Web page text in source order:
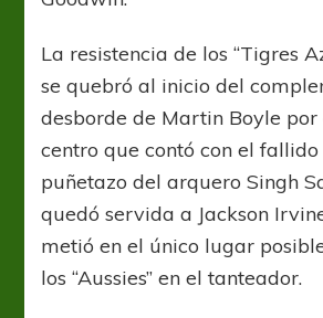
La resistencia de los “Tigres
se quebró al inicio del
desborde de Martin Boyle
centro que contó con el
puñetazo del arquero Singh
quedó servida a Jackson
metió en el único lugar
los “Aussies” en el tanteador.